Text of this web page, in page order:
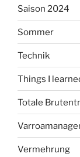
Saison 2024
Sommer
Technik
Things I
Totale
Vermehrung